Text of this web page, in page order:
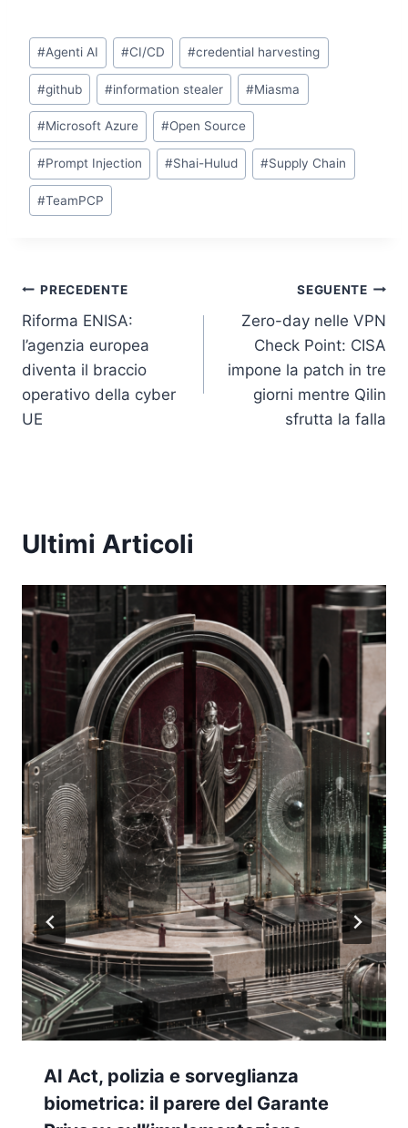
k
e
dI
n
c
e
b
o
o
k
itt
er
at
s
A
p
p
p
y
Li
n
k
ai
l
Tag
articolo:
#Agenti AI #CI/CD #credential harvesting
#github #information stealer #Miasma
#Microsoft Azure #Open Source
#Prompt Injection #Shai-Hulud #Supply Chain
#TeamPCP
Navigazione
articoli
PRECEDENTE
Riforma ENISA:
l’agenzia europea
diventa il braccio
operativo della cyber
UE
SEGUENTE
Zero-day nelle VPN
Check Point: CISA
impone la patch in tre
giorni mentre Qilin
sfrutta la falla
Ultimi Articoli
AI Act, polizia e sorveglianza
biometrica: il parere del Garante